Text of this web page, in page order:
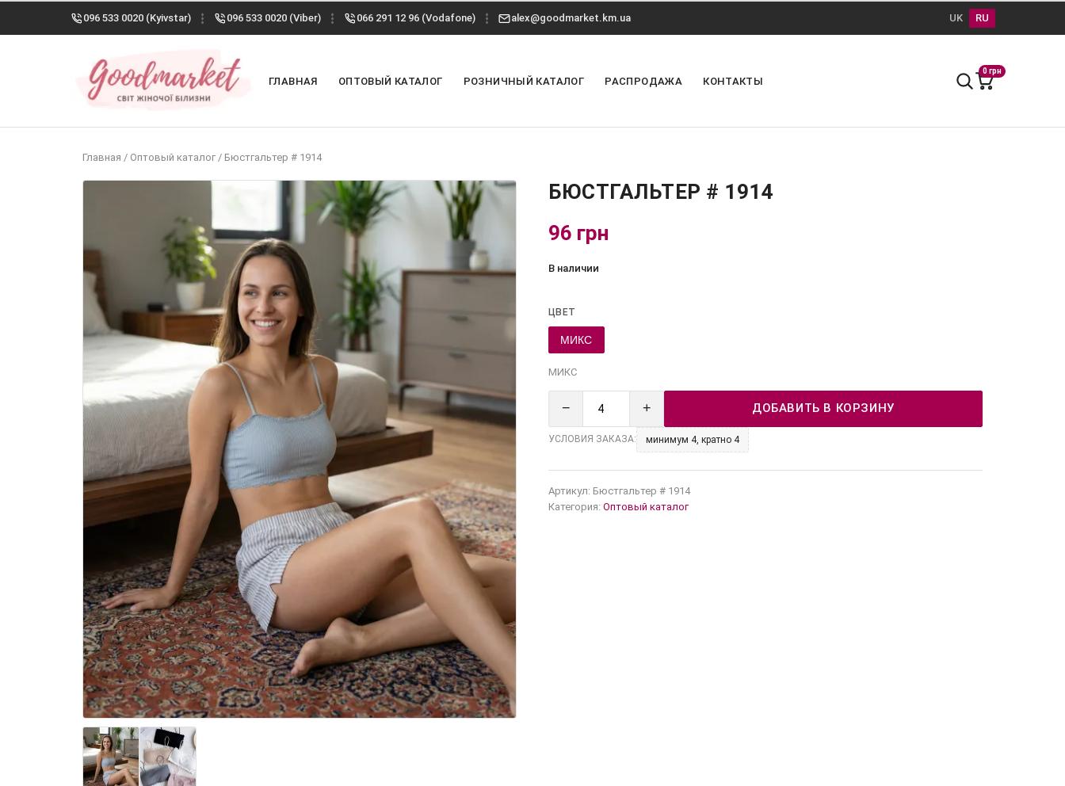
096 533 0020 (Kyivstar) 096 533 0020 (Viber) 066 291 12 96 (Vodafone) alex@goodmarket.km.ua UK RU
ГЛАВНАЯ ОПТОВЫЙ КАТАЛОГ РОЗНИЧНЫЙ КАТАЛОГ РАСПРОДАЖА КОНТАКТЫ
0 грн
Главная / Оптовый каталог / Бюстгальтер # 1914
БЮСТГАЛЬТЕР # 1914
96 грн
В наличии
ЦВЕТ
МИКС
МИКС
− + ДОБАВИТЬ В КОРЗИНУ
УСЛОВИЯ ЗАКАЗА: минимум 4, кратно 4
Артикул: Бюстгальтер # 1914
Категория: Оптовый каталог